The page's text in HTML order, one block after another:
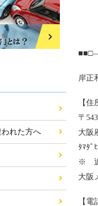
岸正
【住
〒
大阪
ﾀﾏﾀﾞ
※ 近
大阪
【電
れた方へ